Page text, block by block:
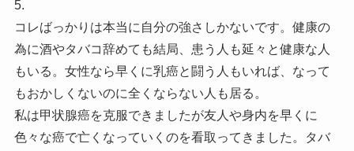
5.
コレばっかりは本当に自分の強さしかないです。健康の
為に酒やタバコ辞めても結局、患う人も延々と健康な人
もいる。女性なら早くに乳癌と闘う人もいれば、なって
もおかしくないのに全くならない人も居る。
私は甲状腺癌を克服できましたが友人や身内を早くに
色々な癌で亡くなっていくのを看取ってきました。タバ